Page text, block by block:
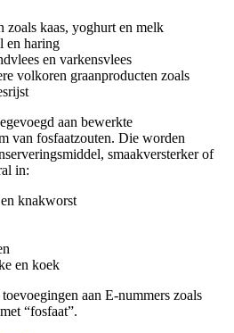
zoals kaas, yoghurt en melk
en haring
en varkensvlees
volkoren graanproducten zoals
aan bewerkte
van fosfaatzouten. Die worden
smaakversterker of
in:
knakworst
en koek
aan E-nummers zoals
“fosfaat”.